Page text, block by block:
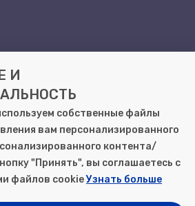
И
собственные файлы
вам персонализированного
контента/
"Принять", вы соглашаетесь с
файлов cookieУзнать больше